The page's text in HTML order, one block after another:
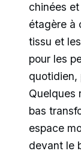
chinées
étagère à
tissu et
pour les
quotidien,
Quelques
bas
espace
devant le